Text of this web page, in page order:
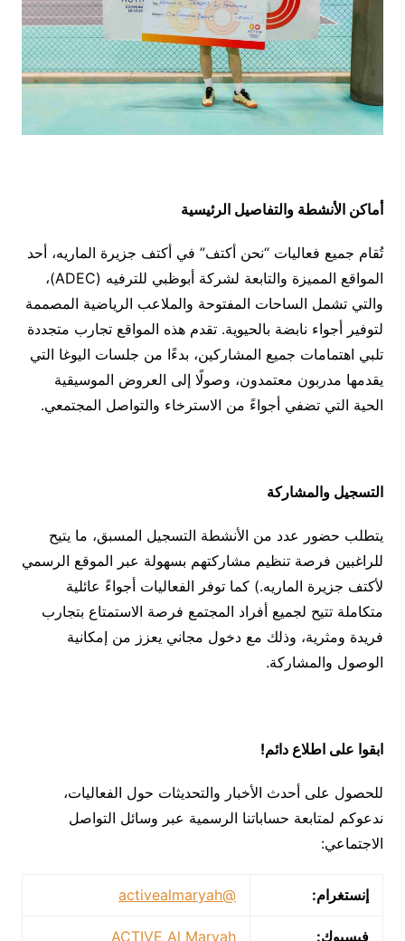
أماكن الأنشطة والتفاصيل الرئيسية
تُقام جميع فعاليات “نحن أكتف” في أكتف جزيرة الماريه، أحد
المواقع المميزة والتابعة لشركة أبوظبي للترفيه (ADEC)،
والتي تشمل الساحات المفتوحة والملاعب الرياضية المصممة
لتوفير أجواء نابضة بالحيوية. تقدم هذه المواقع تجارب متجددة
تلبي اهتمامات جميع المشاركين، بدءًا من جلسات اليوغا التي
يقدمها مدربون معتمدون، وصولًا إلى العروض الموسيقية
الحية التي تضفي أجواءً من الاسترخاء والتواصل المجتمعي.
التسجيل والمشاركة
يتطلب حضور عدد من الأنشطة التسجيل المسبق، ما يتيح
للراغبين فرصة تنظيم مشاركتهم بسهولة عبر الموقع الرسمي
لأكتف جزيرة الماريه.) كما توفر الفعاليات أجواءً عائلية
متكاملة تتيح لجميع أفراد المجتمع فرصة الاستمتاع بتجارب
فريدة ومثرية، وذلك مع دخول مجاني يعزز من إمكانية
الوصول والمشاركة.
ابقوا على اطلاع دائم!
للحصول على أحدث الأخبار والتحديثات حول الفعاليات،
ندعوكم لمتابعة حساباتنا الرسمية عبر وسائل التواصل
الاجتماعي:
إنستغرام: @activealmaryah
فيسبوك:
ACTIVE Al Maryah